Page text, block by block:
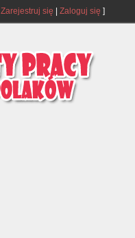
Zarejestruj się Zaloguj się ]